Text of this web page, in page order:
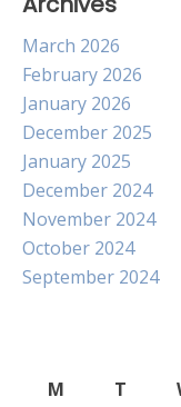
March 2026
February 2026
January 2026
December 2025
January 2025
December 2024
November 2024
October 2024
September 2024
M
T